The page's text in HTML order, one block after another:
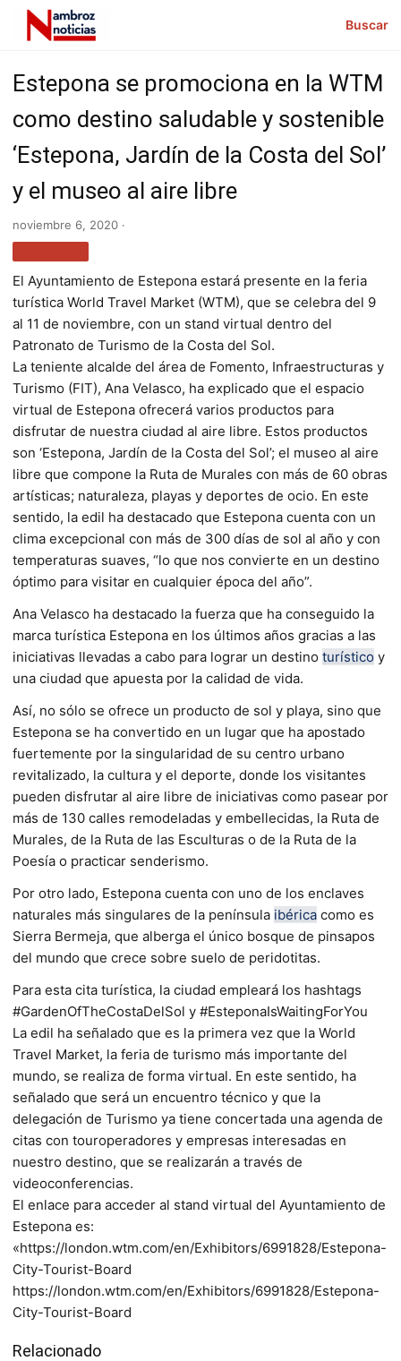
Buscar
Estepona se promociona en la WTM
como destino saludable y sostenible
‘Estepona, Jardín de la Costa del Sol’
y el museo al aire libre
noviembre 6, 2020 ·
El Ayuntamiento de Estepona estará presente en la feria
turística World Travel Market (WTM), que se celebra del 9
al 11 de noviembre, con un stand virtual dentro del
Patronato de Turismo de la Costa del Sol.
La teniente alcalde del área de Fomento, Infraestructuras y
Turismo (FIT), Ana Velasco, ha explicado que el espacio
virtual de Estepona ofrecerá varios productos para
disfrutar de nuestra ciudad al aire libre. Estos productos
son ‘Estepona, Jardín de la Costa del Sol’; el museo al aire
libre que compone la Ruta de Murales con más de 60 obras
artísticas; naturaleza, playas y deportes de ocio. En este
sentido, la edil ha destacado que Estepona cuenta con un
clima excepcional con más de 300 días de sol al año y con
temperaturas suaves, “lo que nos convierte en un destino
óptimo para visitar en cualquier época del año”.
Ana Velasco ha destacado la fuerza que ha conseguido la
marca turística Estepona en los últimos años gracias a las
iniciativas llevadas a cabo para lograr un destino turístico y
una ciudad que apuesta por la calidad de vida.
Así, no sólo se ofrece un producto de sol y playa, sino que
Estepona se ha convertido en un lugar que ha apostado
fuertemente por la singularidad de su centro urbano
revitalizado, la cultura y el deporte, donde los visitantes
pueden disfrutar al aire libre de iniciativas como pasear por
más de 130 calles remodeladas y embellecidas, la Ruta de
Murales, de la Ruta de las Esculturas o de la Ruta de la
Poesía o practicar senderismo.
Por otro lado, Estepona cuenta con uno de los enclaves
naturales más singulares de la península ibérica como es
Sierra Bermeja, que alberga el único bosque de pinsapos
del mundo que crece sobre suelo de peridotitas.
Para esta cita turística, la ciudad empleará los hashtags
#GardenOfTheCostaDelSol y #EsteponaIsWaitingForYou
La edil ha señalado que es la primera vez que la World
Travel Market, la feria de turismo más importante del
mundo, se realiza de forma virtual. En este sentido, ha
señalado que será un encuentro técnico y que la
delegación de Turismo ya tiene concertada una agenda de
citas con touroperadores y empresas interesadas en
nuestro destino, que se realizarán a través de
videoconferencias.
El enlace para acceder al stand virtual del Ayuntamiento de
Estepona es:
«https://london.wtm.com/en/Exhibitors/6991828/Estepona-
City-Tourist-Board
https://london.wtm.com/en/Exhibitors/6991828/Estepona-
City-Tourist-Board
Relacionado